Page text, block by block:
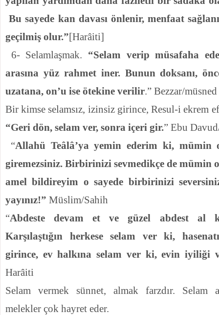
Bu sayede kan davası önlenir, menfaat
geçilmiş olur.”[Harâiti]
6- Selamlaşmak. “Selam verip müsafaha
arasına yüz rahmet iner. Bunun doksanı,
uzatana, on’u ise ötekine verilir.” Bezzar/
Bir kimse selamsız, izinsiz girince, Resul-i ekrem
“Geri dön, selam ver, sonra içeri gir.” Ebu
“Allahü Teâlâ’ya yemin ederim ki, mümin
giremezsiniz. Birbirinizi sevmedikçe de mümin
amel bildireyim o sayede birbirinizi
yayınız!” Müslim/Sahih
“Abdeste devam et ve güzel abdest al
Karşılaştığın herkese selam ver ki,
girince, ev halkına selam ver ki, evin iyiliği
Harâiti
Selam vermek sünnet, almak farzdır. Selam
melekler çok hayret eder.